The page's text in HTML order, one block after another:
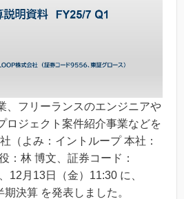
、フリーランスのエンジニアや
ロジェクト案件紹介事業などを
（よみ：イントループ 本社：
：林 博文、証券コード：
12月13日（金）11:30 に、
決算 を発表しました。